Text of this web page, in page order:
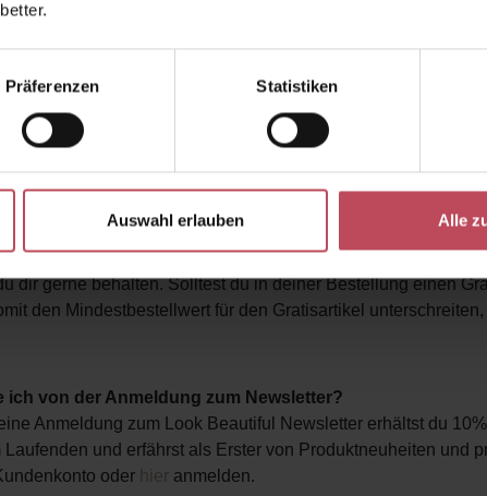
Präferenzen Statistiken
Auswahl erlauben Alle
Ware 14 Tage Zeit Artikel zurückzusenden. Verwende für
100%ige Rückerstattung unserer Rücksendung kann nur
eintrifft. Bei gebrauchten Artikeln behalten wir uns das
von Geschenkgutscheinen ist ausgeschlossen.
meinen Gratisartikel und Paketbeilagen auch
dir gerne behalten. Solltest du in deiner Bestellung einen
den Mindestbestellwert für den Gratisartikel
ich von der Anmeldung zum Newsletter?
Anmeldung zum Look Beautiful Newsletter erhältst du
und erfährst als Erster von Produktneuheiten und
oder
hier anmelden.